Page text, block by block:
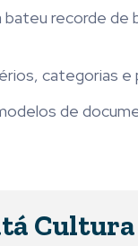
recorde
categorias
de